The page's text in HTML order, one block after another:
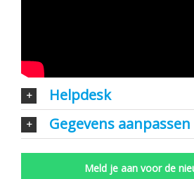
Helpdesk
Gegevens aanpassen
Meld je aan voor de